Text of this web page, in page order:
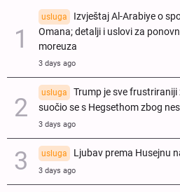
usluga
Izvještaj Al-Arabiye o
Omana; detalji i uslovi za
moreuza
3 days ago
usluga
Trump je sve
suočio se s Hegsethom zbog
3 days ago
usluga Ljubav prema Husejnu
3 days ago